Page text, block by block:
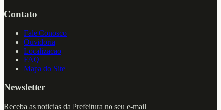
Contato
Fale Conosco
Ouvidoria
Localizacao
FAQ
Mapa do Site
Newsletter
Receba as noticias da Prefeitura no seu e-mail.